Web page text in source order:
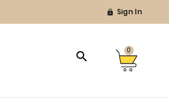
 Sign In
 0